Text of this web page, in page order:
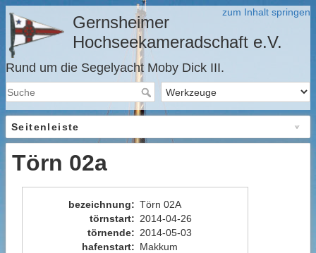
zum Inhalt springen
Gernsheimer
Hochseekameradschaft e.V.
Rund um die Segelyacht Moby Dick III.
Seitenleiste
Törn 02a
bezeichnung: Törn 02A
törnstart: 2014-04-26
törnende: 2014-05-03
hafenstart: Makkum